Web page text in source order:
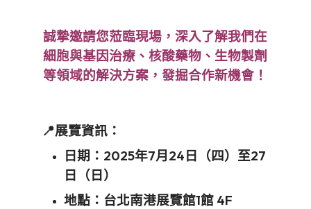
誠摯邀請您蒞臨現場，深入了解我們在
細胞與基因治療、核酸藥物、生物製劑
等領域的解決方案，發掘合作新機會！
📍展覽資訊：
日期：2025年7月24日（四）至27
日（日）
地點：台北南港展覽館1館 4F